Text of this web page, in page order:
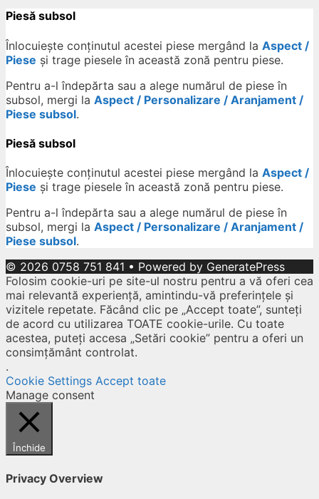
Piesă subsol
Înlocuiește conținutul acestei piese mergând la Aspect /
Piese și trage piesele în această zonă pentru piese.
Pentru a-l îndepărta sau a alege numărul de piese în
subsol, mergi la Aspect / Personalizare / Aranjament /
Piese subsol.
Piesă subsol
Înlocuiește conținutul acestei piese mergând la Aspect /
Piese și trage piesele în această zonă pentru piese.
Pentru a-l îndepărta sau a alege numărul de piese în
subsol, mergi la Aspect / Personalizare / Aranjament /
Piese subsol.
© 2026 0758 751 841 • Powered by GeneratePress
Folosim cookie-uri pe site-ul nostru pentru a vă oferi cea
mai relevantă experiență, amintindu-vă preferințele și
vizitele repetate. Făcând clic pe „Accept toate”, sunteți
de acord cu utilizarea TOATE cookie-urile. Cu toate
acestea, puteți accesa „Setări cookie” pentru a oferi un
consimțământ controlat.
.
Cookie Settings Accept toate
Manage consent
Închide
Privacy Overview